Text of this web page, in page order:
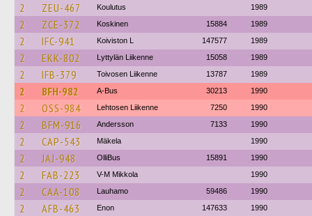
2 ZEU-467 Koulutus 1989
2 ZCE-372 Koskinen 15884 1989
2 IFC-941 Koiviston L 147577 1989
2 EKK-802 Lyttylän Liikenne 15058 1989
2 IFB-379 Toivosen Liikenne 13787 1989
2 BFH-982 A-Bus 30213 1990
2 OSS-984 Lehtosen Liikenne 7250 1990
2 BFM-916 Andersson 7133 1990
2 CAP-543 Mäkela 1990
2 JAJ-948 OlliBus 15891 1990
2 FAB-223 V-M Mikkola 1990
2 CAA-108 Lauhamo 59486 1990
2 AFB-463 Enon 147633 1990